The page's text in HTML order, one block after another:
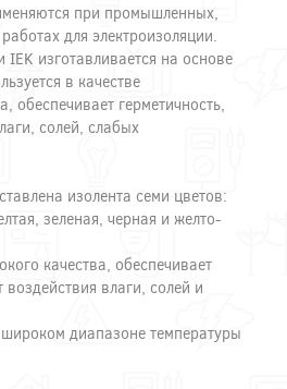
при промышленных,
для электроизоляции.
изготавливается на основе
в качестве
обеспечивает герметичность,
солей, слабых
изолента семи цветов:
зеленая, черная и желто-
качества, обеспечивает
воздействия влаги, солей и
диапазоне температуры